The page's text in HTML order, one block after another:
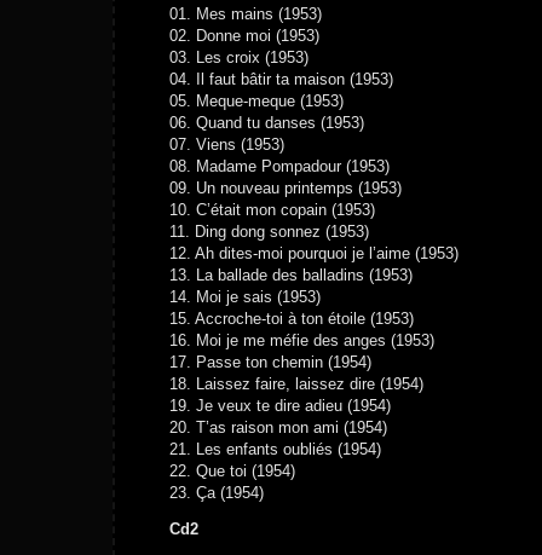
01. Mes mains (1953)
02. Donne moi (1953)
03. Les croix (1953)
04. Il faut bâtir ta maison (1953)
05. Meque-meque (1953)
06. Quand tu danses (1953)
07. Viens (1953)
08. Madame Pompadour (1953)
09. Un nouveau printemps (1953)
10. C’était mon copain (1953)
11. Ding dong sonnez (1953)
12. Ah dites-moi pourquoi je l’aime (1953)
13. La ballade des balladins (1953)
14. Moi je sais (1953)
15. Accroche-toi à ton étoile (1953)
16. Moi je me méfie des anges (1953)
17. Passe ton chemin (1954)
18. Laissez faire, laissez dire (1954)
19. Je veux te dire adieu (1954)
20. T’as raison mon ami (1954)
21. Les enfants oubliés (1954)
22. Que toi (1954)
23. Ça (1954)
Cd2